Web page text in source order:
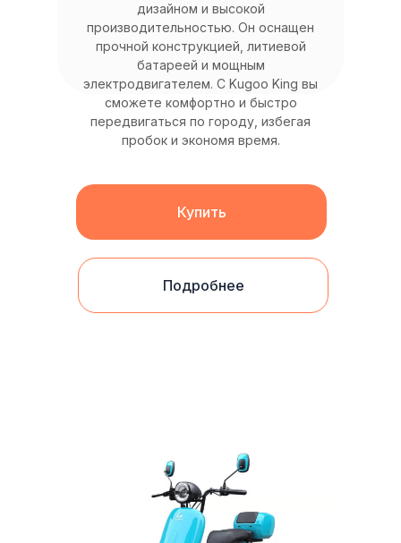
дизайном и высокой
производительностью. Он оснащен
прочной конструкцией, литиевой
батареей и мощным
электродвигателем. С Kugoo King вы
сможете комфортно и быстро
передвигаться по городу, избегая
пробок и экономя время.
Купить
Подробнее